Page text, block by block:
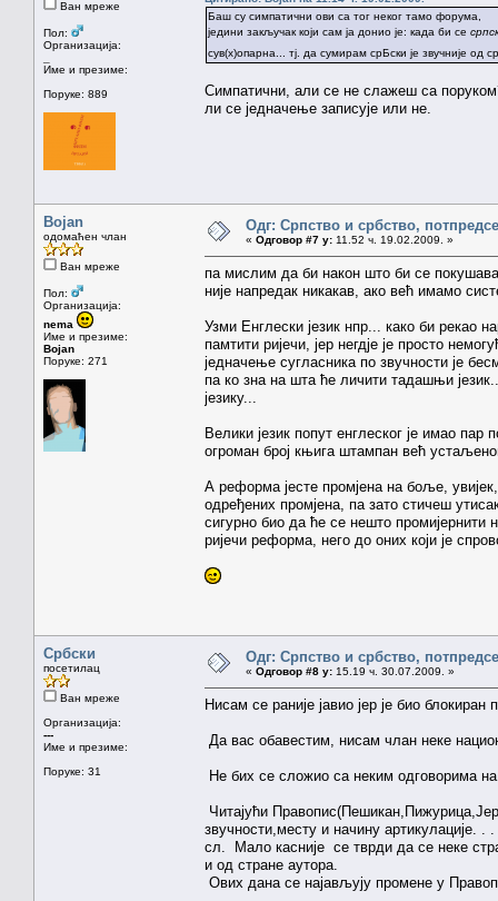
Ван мреже
Пол:
Организација:
Име и презиме:
Поруке: 889
Баш су симпатични ови са тог неког тамо форума,
једини закључак који сам ја донио је: када би се
сув(х)опарна... тј. да сумирам срБски је звучније
Симпатични, али се не слажеш са
ли се једначење записује или не.
Bojan
одомаћен члан
Ван мреже
Пол:
Организација:
nema
Име и презиме:
Bojan
Поруке: 271
Одг: Српство и србство,
« Одговор #7 у: 11.52 ч. 19.02.2009. »
па мислим да би након што би се
није напредак никакав, ако већ имамо
Узми Енглески језик нпр... како би рекао
памтити ријечи, јер негдје је просто
једначење сугласника по звучности је
па ко зна на шта ће личити тадашњи
језику...
Велики језик попут енглеског је имао
огроман број књига штампан већ
А реформа јесте промјена на боље,
одређених промјена, па зато стичеш
сигурно био да ће се нешто промијернити
ријечи реформа, него до оних који је
Србски
посетилац
Ван мреже
Организација:
---
Име и презиме:
Поруке: 31
Одг: Српство и србство,
« Одговор #8 у: 15.19 ч. 30.07.2009. »
Нисам се раније јавио јер је био
Да вас обавестим, нисам члан неке
Не бих се сложио са неким одговорима
Читајући
звучности,месту и начину артикулације.
сл. Мало касније се тврди да се неке
и од стране аутора.
Ових дана се најављују промене у